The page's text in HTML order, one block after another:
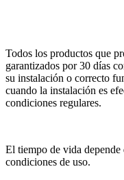
Todos los productos que
garantizados por 30 días
su instalación o correcto
cuando la instalación es
condiciones regulares.
El tiempo de vida
condiciones de uso.